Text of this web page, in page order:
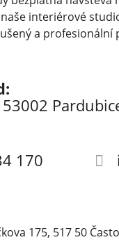
interiérové
a profesionální
170
175, 517 50